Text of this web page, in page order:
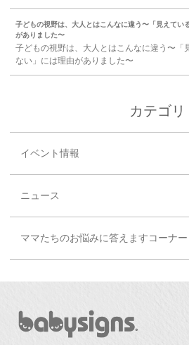
子どもの視野は、大人とはこんなに違う〜「見えてい
がありました〜
子どもの視野は、大人とはこんなに違う〜「
ない」には理由がありました〜
カテゴリ
イベント情報
ニュース
ママたちのお悩みに答えますコーナー